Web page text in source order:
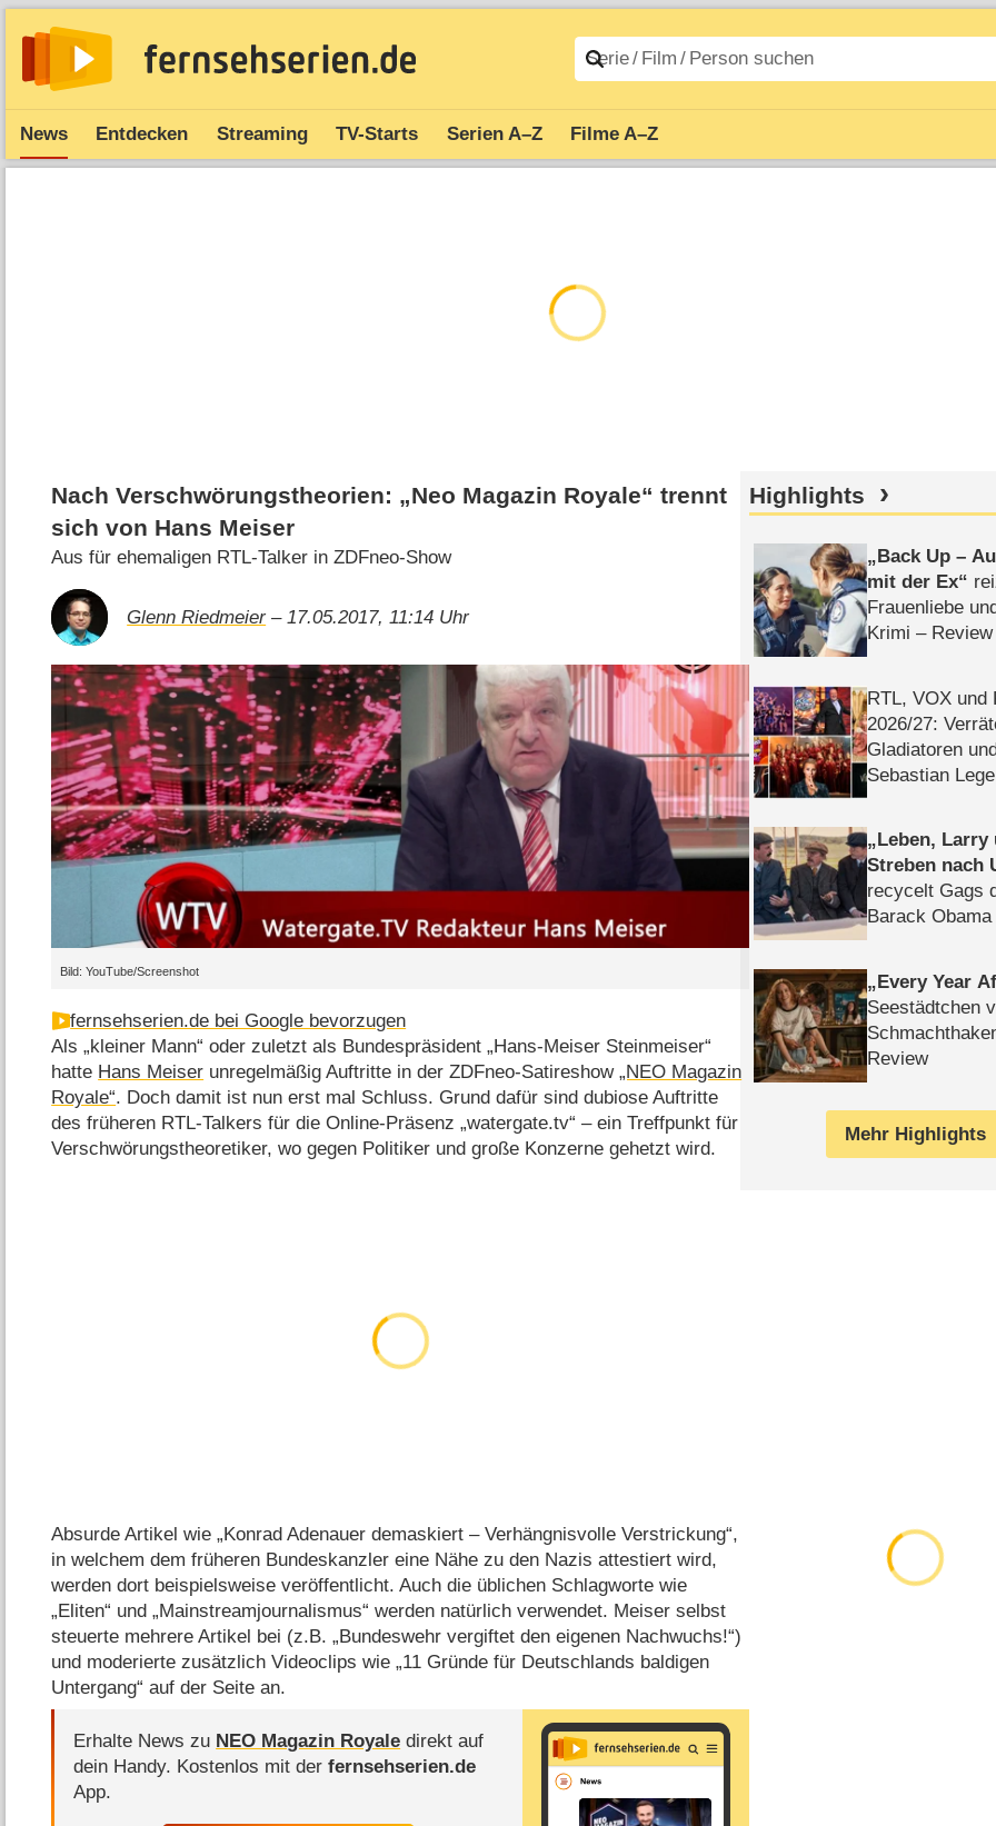
News Entdecken Streaming TV-Starts Serien A–Z Filme A–Z
Nach Verschwörungstheorien: „Neo Magazin Royale“ trennt
sich von Hans Meiser
Aus für ehemaligen RTL-Talker in ZDFneo-Show
Glenn Riedmeier– 17.05.2017, 11:14 Uhr
Bild: YouTube/Screenshot
fernsehserien.de bei Google bevorzugen
Als „kleiner Mann“ oder zuletzt als Bundespräsident „Hans-Meiser Steinmeiser“
hatte Hans Meiser unregelmäßig Auftritte in der ZDFneo-Satireshow„NEO Magazin
Royale“. Doch damit ist nun erst mal Schluss. Grund dafür sind dubiose Auftritte
des früheren RTL-Talkers für die Online-Präsenz „watergate.tv“ – ein Treffpunkt für
Verschwörungstheoretiker, wo gegen Politiker und große Konzerne gehetzt wird.
Absurde Artikel wie „Konrad Adenauer demaskiert – Verhängnisvolle Verstrickung“,
in welchem dem früheren Bundeskanzler eine Nähe zu den Nazis attestiert wird,
werden dort beispielsweise veröffentlicht. Auch die üblichen Schlagworte wie
„Eliten“ und „Mainstreamjournalismus“ werden natürlich verwendet. Meiser selbst
steuerte mehrere Artikel bei (z.B. „Bundeswehr vergiftet den eigenen Nachwuchs!“)
und moderierte zusätzlich Videoclips wie „11 Gründe für Deutschlands baldigen
Untergang“ auf der Seite an.
Erhalte News zu NEO Magazin Royale direkt auf
dein Handy. Kostenlos mit derfernsehserien.de
App.
Highlights
Back Up –
mit der Ex
Frauenliebe
Krimi – Review
RTL, VOX und
2026/​27:
Gladiatoren
Sebastian Lege
Leben, Larry
Streben nach
recycelt Gags
Barack
Every Year
Seestädtchen
Review
Mehr Highlights